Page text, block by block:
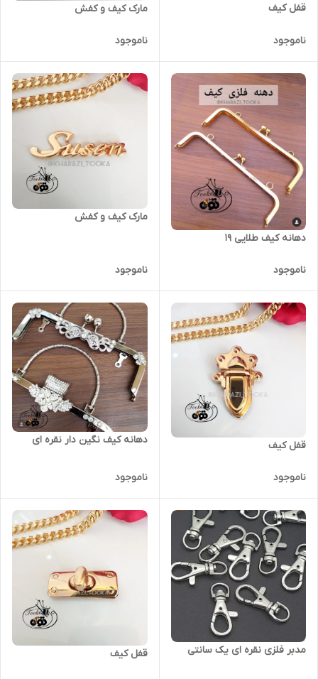
قفل کیف
ناموجود
مارک کیف و کفش
ناموجود
دهانه کیف طلایی ۱۹
ناموجود
مارک کیف و کفش
ناموجود
قفل کیف
ناموجود
دهانه کیف نگین دار نقره ای
ناموجود
مدبر فلزی نقره ای یک سانتی قفل کیف